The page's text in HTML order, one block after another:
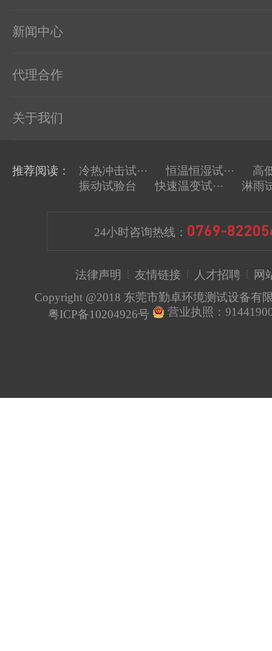
新闻中心
代理合作
关于我们
推荐阅读： 冷热冲击试··· 恒温恒湿试···
高
振动试验台
快速温变试··· 淋雨
24小时咨询热线： 0769-
法律声明 友情链接 人才招聘
网
Copyright @2018 东莞市勤卓环境测试设备有
粤ICP备10204926号
营业执照：